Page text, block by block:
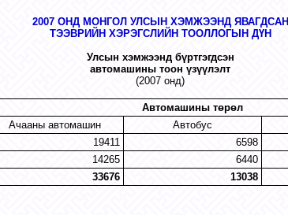
2007 ОНД МОНГОЛ УЛСЫН ХЭМЖЭЭНД ЯВАГДСАН
ТЭЭВРИЙН ХЭРЭГСЛИЙН ТООЛЛОГЫН ДҮН
Улсын хэмжээнд бүртгэгдсэн
автомашины тоон үзүүлэлт
(2007 онд)
Автомашины төрөл
Ачааны автомашин Автобус
19411 6598
14265 6440
33676 13038